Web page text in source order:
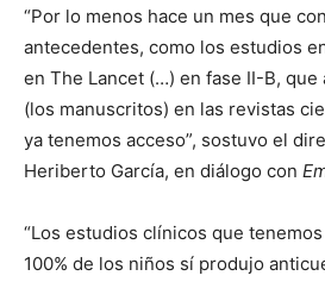
“Por lo menos hace un mes que
antecedentes, como los estudios
en The Lancet (…) en fase II-B, que
(los manuscritos) en las revistas
ya tenemos acceso”, sostuvo el
Heriberto García, en diálogo con
“Los estudios clínicos que
100% de los niños sí produjo